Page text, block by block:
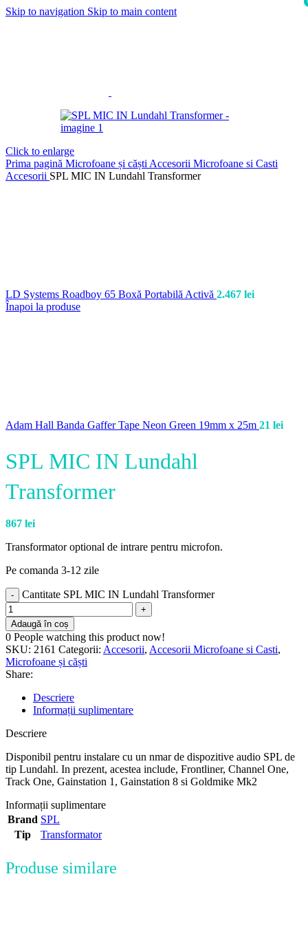
Skip to navigation Skip to main content
Click to enlarge
Prima pagină Microfoane și căști Accesorii Microfoane si Casti
Accesorii SPL MIC IN Lundahl Transformer
LD Systems Roadboy 65 Boxă Portabilă Activă 2.467 lei
Înapoi la produse
Adam Hall Banda Gaffer Tape Neon Green 19mm x 25m 21 lei
SPL MIC IN Lundahl
Transformer
867 lei
Transformator optional de intrare pentru microfon.
Pe comanda 3-12 zile
Cantitate SPL MIC IN Lundahl Transformer
Adaugă în coș
0 People watching this product now!
SKU: 2161 Categorii: Accesorii, Accesorii Microfoane si Casti,
Microfoane și căști
Share:
Descriere
Informații suplimentare
Descriere
Disponibil pentru instalare cu un nmar de dispozitive audio SPL de
tip Lundahl. In prezent, acestea include, Frontliner, Channel One,
Track One, Gainstation 1, Gainstation 8 si Goldmike Mk2
Informații suplimentare
Brand SPL
Tip
Transformator
Produse similare